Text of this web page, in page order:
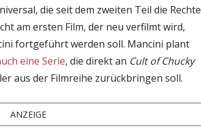
die seit dem zweiten Teil die Rechte
am ersten Film, der neu verfilmt wird,
fortgeführt werden soll. Mancini plant
eine Serie, die direkt an Cult of Chucky
aus der Filmreihe zurückbringen soll.
ANZEIGE